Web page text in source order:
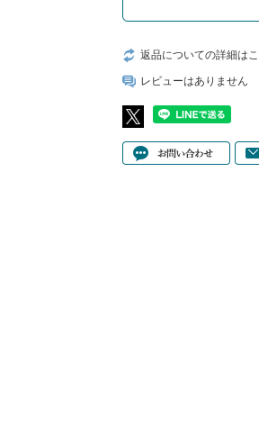
返品についての詳細は
レビューはありません